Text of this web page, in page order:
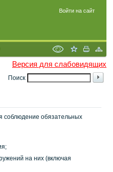
Войти на сайт
Версия для слабовидящих
Поиск
соблюдение обязательных
на них (включая